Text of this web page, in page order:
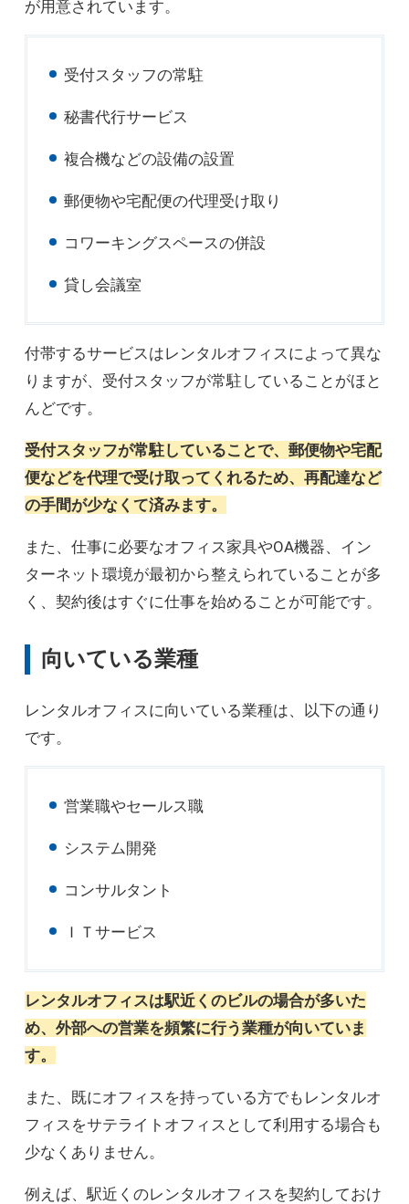
が用意されています。
受付スタッフの常駐
秘書代行サービス
複合機などの設備の設置
郵便物や宅配便の代理受け取り
コワーキングスペースの併設
貸し会議室
付帯するサービスはレンタルオフィスによって異な
りますが、受付スタッフが常駐していることがほと
んどです。
受付スタッフが常駐していることで、郵便物や宅配
便などを代理で受け取ってくれるため、再配達など
の手間が少なくて済みます。
また、仕事に必要なオフィス家具やOA機器、イン
ターネット環境が最初から整えられていることが多
く、契約後はすぐに仕事を始めることが可能です。
向いている業種
レンタルオフィスに向いている業種は、以下の通り
です。
営業職やセールス職
システム開発
コンサルタント
ＩＴサービス
レンタルオフィスは駅近くのビルの場合が多いた
め、外部への営業を頻繁に行う業種が向いていま
す。
また、既にオフィスを持っている方でもレンタルオ
フィスをサテライトオフィスとして利用する場合も
少なくありません。
例えば、駅近くのレンタルオフィスを契約しておけ